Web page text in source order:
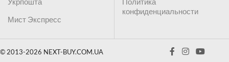
Мист Экспресс
конфиденциальности
© 2013-2026 NEXT-BUY.COM.UA